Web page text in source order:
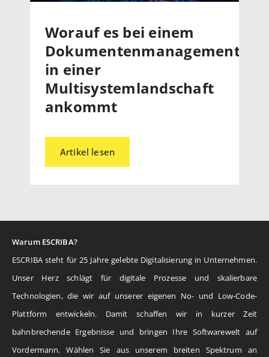
Worauf es bei einem
in einer
Multisystemlandschaft
ankommt
Artikel lesen
Warum ESCRIBA?
ESCRIBA steht für 25 Jahre gelebte Digitalisierung in Unternehmen.
Unser Herz schlägt für digitale Prozesse und skalierbare
Technologien, die wir auf unserer eigenen No- und Low-Code-
Plattform entwickeln. Damit schaffen wir in kurzer Zeit
bahnbrechende Ergebnisse und bringen Ihre Softwarewelt auf
Vordermann. Wählen Sie aus unserem breiten Spektrum an